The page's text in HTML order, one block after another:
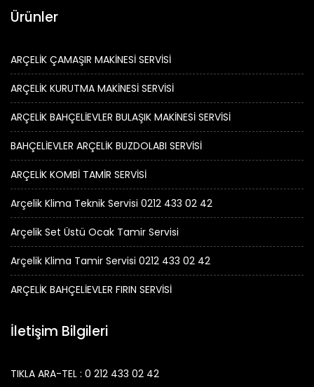
Ürünler
ARÇELİK ÇAMAŞIR MAKİNESİ SERVİSİ
ARÇELİK KURUTMA MAKİNESİ SERVİSİ
ARÇELİK BAHÇELİEVLER BULAŞIK MAKİNESİ SERVİSİ
BAHÇELİEVLER ARÇELİK BUZDOLABI SERVİSİ
ARÇELİK KOMBİ TAMİR SERVİSİ
Arçelik Klima Teknik Servisi 0212 433 02 42
Arçelik Set Üstü Ocak Tamir Servisi
Arçelik Klima Tamir Servisi 0212 433 02 42
ARÇELİK BAHÇELİEVLER FIRIN SERVİSİ
İletişim Bilgileri
TIKLA ARA-TEL : 0 212 433 02 42